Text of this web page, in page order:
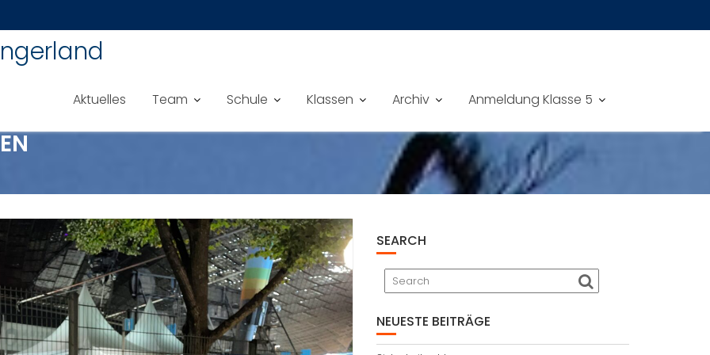
Aktuelles Team Schule Klassen Archiv Anmeldung Klasse 5
SEARCH
NEUESTE BEITRÄGE